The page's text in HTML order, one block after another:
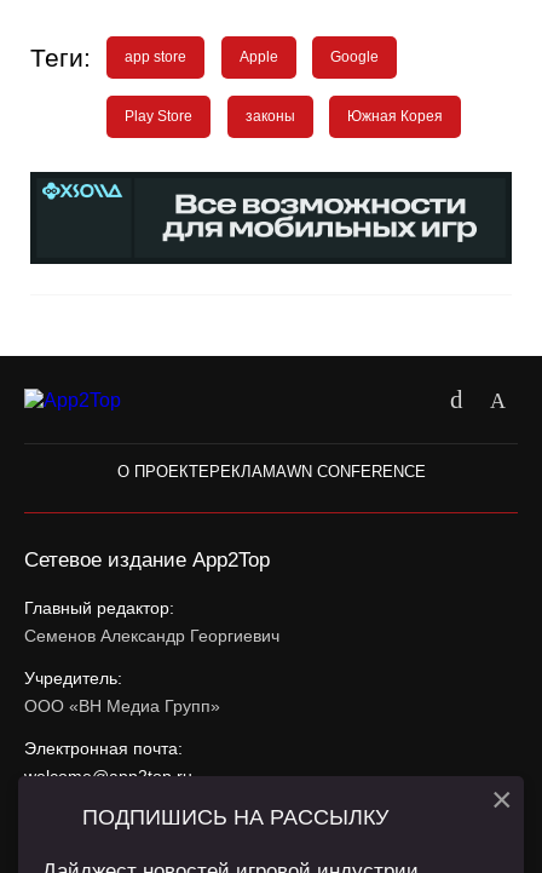
Теги: app store Apple Google
Play Store законы Южная Корея
О ПРОЕКТЕРЕКЛАМАWN CONFERENCE
Сетевое издание App2Top
Главный редактор:
Семенов Александр Георгиевич
Учредитель:
ООО «ВН Медиа Групп»
Электронная почта:
welcome@app2top.ru
При использовании материалов активная ссылка на
ПОДПИШИСЬ НА РАССЫЛКУ ×